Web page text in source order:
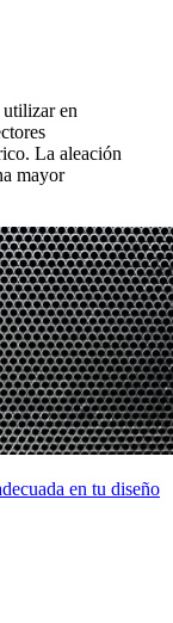
utilizar en
La aleación
mayor
en tu diseño